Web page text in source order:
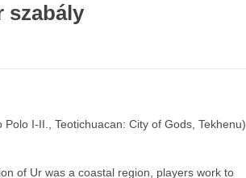
szabály
I-II., Teotichuacan: City of Gods, Tekhenu)
of Ur was a coastal region, players work to